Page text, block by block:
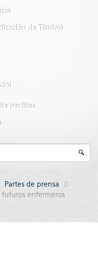
de Títulos)
perfiles
Partes de prensa
enfermeros